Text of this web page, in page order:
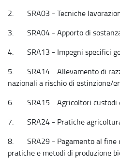
2. SRA03 - Tecniche
3. SRA04 - Apporto di
4. SRA13 - Impegni specifici
5. SRA14 - Allevamento di
nazionali a rischio di estinzione/
6. SRA15 - Agricoltori custodi
7. SRA24 - Pratiche
8. SRA29 - Pagamento al fine
pratiche e metodi di produzione